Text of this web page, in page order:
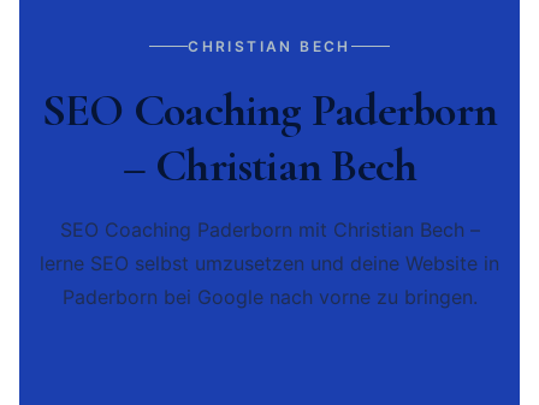
CHRISTIAN BECH
SEO Coaching Paderborn
– Christian Bech
SEO Coaching Paderborn mit Christian Bech –
lerne SEO selbst umzusetzen und deine Website in
Paderborn bei Google nach vorne zu bringen.